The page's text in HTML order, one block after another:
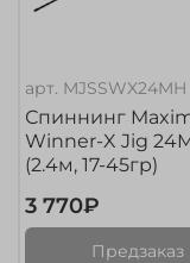
арт. MJSSWX24MH
Спиннинг
Winner-X Jig
(2.4м, 17-45гр)
3 770₽
Предзаказ